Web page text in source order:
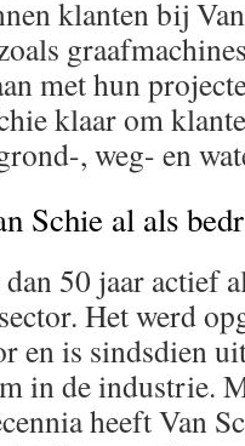
klanten bij
met hun
klaar om
, weg- en
Schie al als
dan 50 jaar actief
Het werd
en is sindsdien
in de industrie.
heeft Van